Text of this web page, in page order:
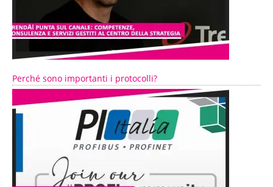
Perché sono importanti i protocolli?